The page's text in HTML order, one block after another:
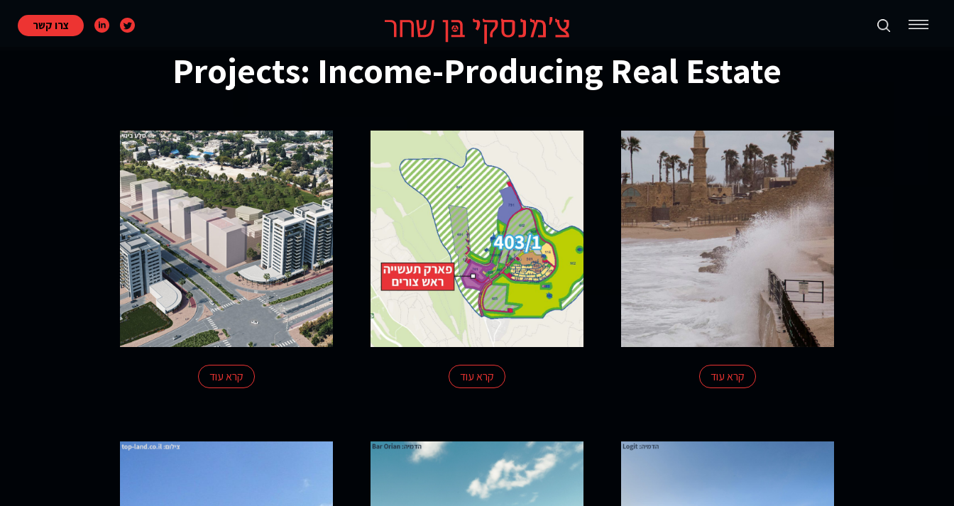
קמעונאות ומסחר
חוות דעת
אודות החברה
צרו קשר
Projects: Income-Producing Real Estate
קרא עוד קרא עוד קרא עוד